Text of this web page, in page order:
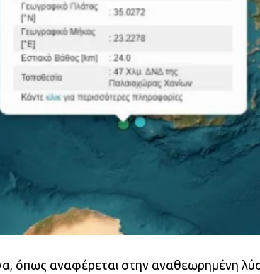
όπως αναφέρεται στην αναθεωρημένη